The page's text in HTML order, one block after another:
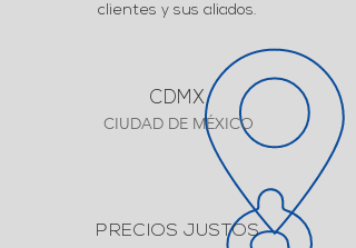
clientes y sus aliados.
CDMX
CIUDAD DE MÉXICO
PRECIOS JUSTOS